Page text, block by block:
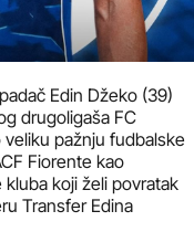
Edin Džeko (39)
drugoligaša FC
pažnju fudbalske
Fiorente kao
koji želi povratak
Transfer Edina